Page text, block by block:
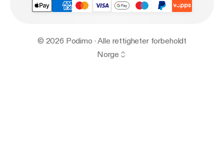
© 2026 Podimo · Alle rettigheter forbeholdt
Norge